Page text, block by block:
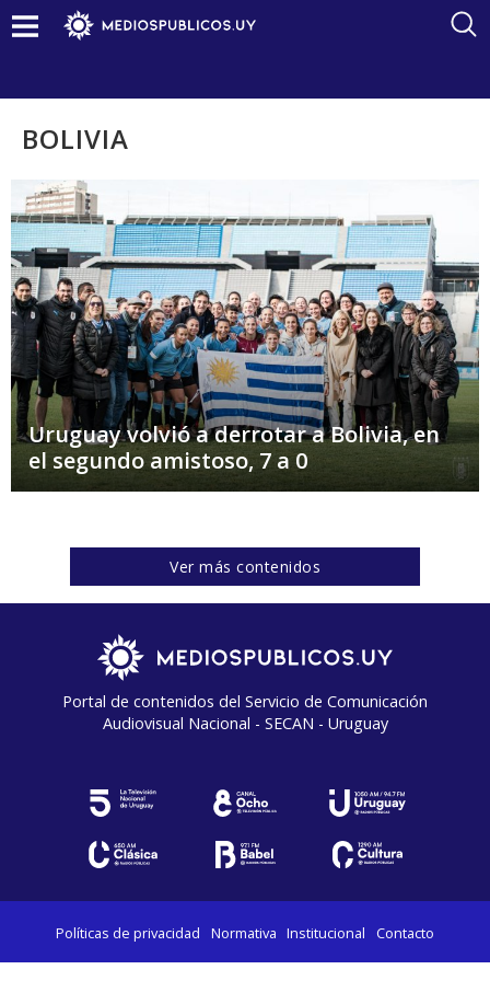
BOLIVIA
Uruguay volvió a derrotar a Bolivia, en
el segundo amistoso, 7 a 0
Ver más contenidos
Portal de contenidos del Servicio de Comunicación
Audiovisual Nacional - SECAN - Uruguay
Políticas de privacidad Normativa Institucional Contacto